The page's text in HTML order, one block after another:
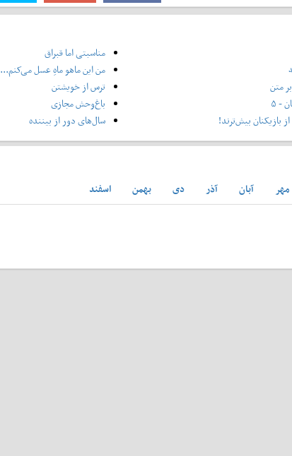
متن
- ۵
بازیکنان بیش‌ترند!
مناسبتی اما قبراق
من این ماهو ماهِ عسل می‌کنم...
ترس از خویشتن
باغ‌وحش مجازی
سال‌های دور از بیننده
مهر آبان آذر دی بهمن
اسفند